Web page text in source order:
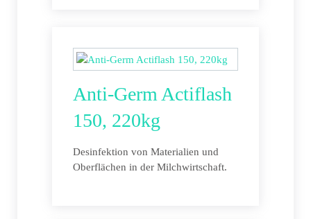
Anti-Germ Actiflash
150, 220kg
Desinfektion von Materialien und
Oberflächen in der Milchwirtschaft.